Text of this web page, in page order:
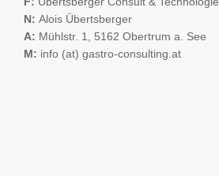
N: Alois Übertsberger
A: Mühlstr. 1, 5162 Obertrum a. See
M: info (at) gastro-consulting.at